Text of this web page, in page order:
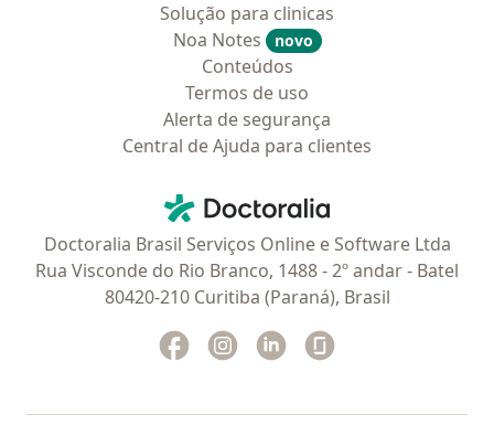
Solução para clinicas
Noa Notes
novo
Conteúdos
Termos de uso
Alerta de segurança
Central de Ajuda para clientes
Doctoralia - Homepage
Doctoralia Brasil Serviços Online e Software Ltda
Rua Visconde do Rio Branco, 1488 - 2º andar - Batel
80420-210 Curitiba (Paraná), Brasil
Facebook
abre num novo separador
Instagram
abre num novo separador
Linkedin
abre num novo